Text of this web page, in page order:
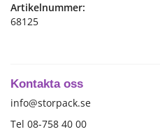
Artikelnummer:
68125
Kontakta oss
info@storpack.se
Tel 08-758 40 00